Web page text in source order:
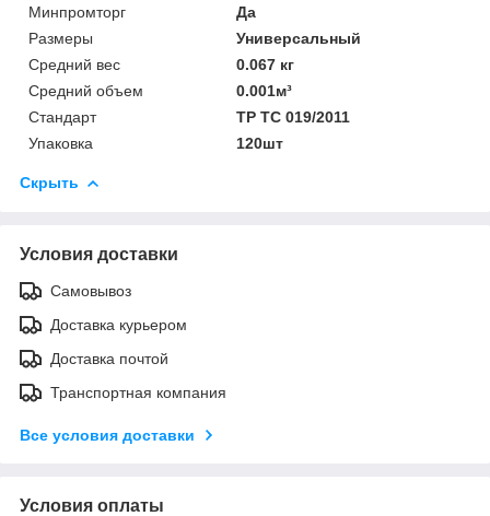
Минпромторг
Да
Размеры
Универсальный
Средний вес
0.067 кг
Средний объем
0.001м³
Стандарт
ТР ТС 019/2011
Упаковка
120шт
Скрыть
Условия доставки
Самовывоз
Доставка курьером
Доставка почтой
Транспортная компания
Все условия доставки
Условия оплаты